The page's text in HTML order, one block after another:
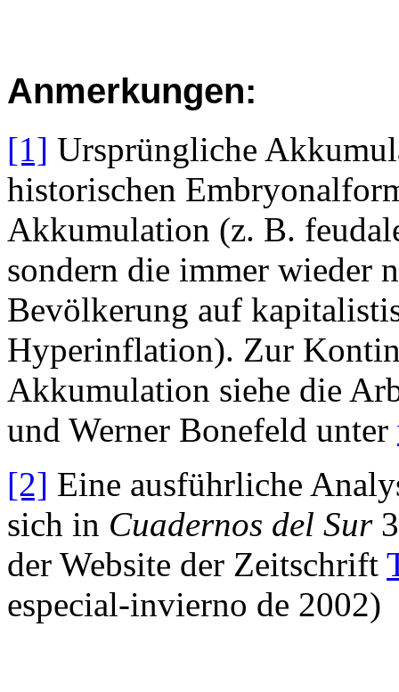
Anmerkungen:
[1] Ursprüngliche
historischen
Akkumulation (z. B.
sondern die immer wieder
Bevölkerung auf
Hyperinflation). Zur
Akkumulation siehe die
und Werner Bonefeld unter
[2] Eine ausführliche
sich in Cuadernos del Sur
der Website der Zeitschrift
especial-invierno de 2002)